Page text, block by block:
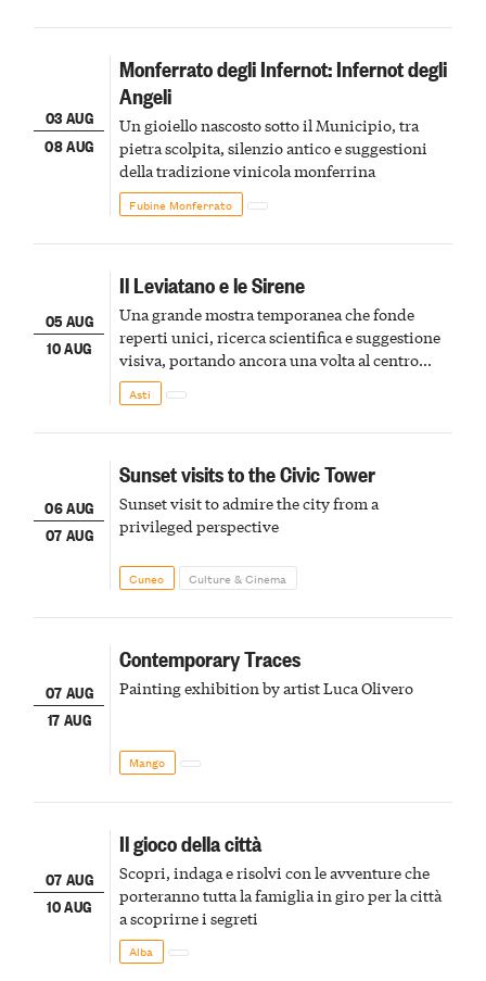
03 AUG
08 AUG
Monferrato degli Infernot: Infernot degli
Angeli
Un gioiello nascosto sotto il Municipio, tra
pietra scolpita, silenzio antico e suggestioni
della tradizione vinicola monferrina
Fubine Monferrato
05 AUG
10 AUG
Il Leviatano e le Sirene
Una grande mostra temporanea che fonde
reperti unici, ricerca scientifica e suggestione
visiva, portando ancora una volta al centro
della scena le meraviglie del passato astigiano
Asti
06 AUG
07 AUG
Sunset visits to the Civic Tower
Sunset visit to admire the city from a
privileged perspective
Cuneo Culture & Cinema
07 AUG
17 AUG
Contemporary Traces
Painting exhibition by artist Luca Olivero
Mango
07 AUG
10 AUG
Il gioco della città
Scopri, indaga e risolvi con le avventure che
porteranno tutta la famiglia in giro per la città
a scoprirne i segreti
Alba